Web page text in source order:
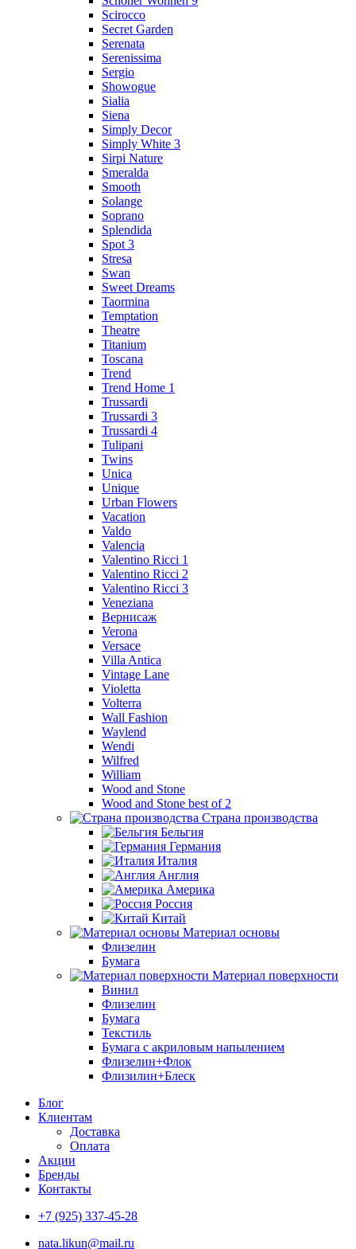
Scirocco
Secret Garden
Serenata
Serenissima
Sergio
Showogue
Sialia
Siena
Simply Decor
Simply White 3
Sirpi Nature
Smeralda
Smooth
Solange
Soprano
Splendida
Spot 3
Stresa
Swan
Sweet Dreams
Taormina
Temptation
Theatre
Titanium
Toscana
Trend
Trend Home 1
Trussardi
Trussardi 3
Trussardi 4
Tulipani
Twins
Unica
Unique
Urban Flowers
Vacation
Valdo
Valencia
Valentino Ricci 1
Valentino Ricci 2
Valentino Ricci 3
Veneziana
Вернисаж
Verona
Versace
Villa Antica
Vintage Lane
Violetta
Volterra
Wall Fashion
Waylend
Wendi
Wilfred
William
Wood and Stone
Wood and Stone best of 2
Страна производства
Бельгия
Германия
Италия
Англия
Америка
Россия
Китай
Материал основы
Флизелин
Бумага
Материал поверхности
Винил
Флизелин
Бумага
Текстиль
Бумага с акриловым напылением
Флизелин+Флок
Флизилин+Блеск
Блог
Клиентам
Доставка
Оплата
Акции
Бренды
Контакты
+7 (925) 337-45-28
nata.likun@mail.ru